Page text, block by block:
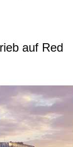
auf Red